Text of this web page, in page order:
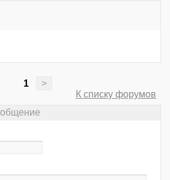
1
>
К списку форумов